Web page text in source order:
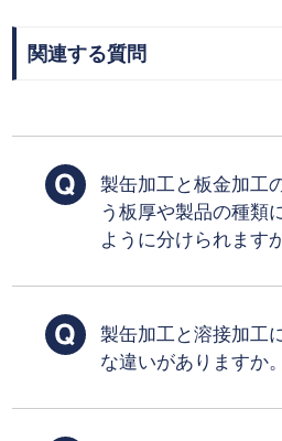
関連する質問
製缶加工と板金加工
う板厚や製品の種類
ように分けられますか
製缶加工と溶接加工
な違いがありますか。